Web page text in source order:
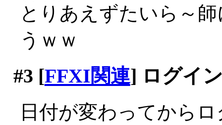
とりあえずたいら～
うｗｗ
#3 [FFXI関連] ログイ
日付が変わってから